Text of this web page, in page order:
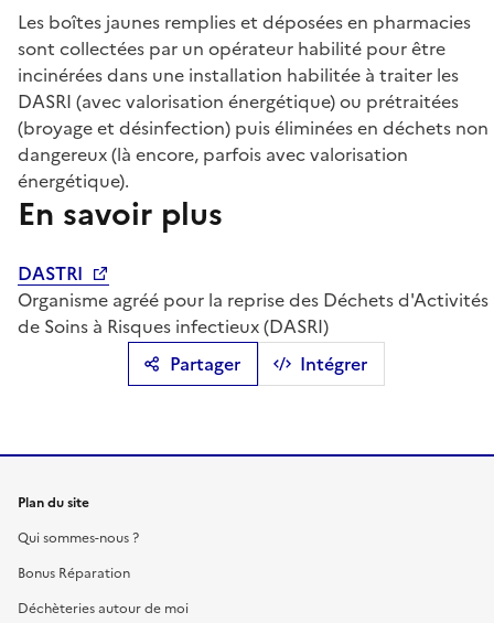
Partager Intégrer
Les boîtes jaunes remplies et déposées en pharmacies
sont collectées par un opérateur habilité pour être
incinérées dans une installation habilitée à traiter les
DASRI (avec valorisation énergétique) ou prétraitées
(broyage et désinfection) puis éliminées en déchets non
dangereux (là encore, parfois avec valorisation
énergétique).
En savoir plus
DASTRI
Organisme agréé pour la reprise des Déchets d'Activités
de Soins à Risques infectieux (DASRI)
Plan du site
Qui sommes-nous ?
Bonus Réparation
Déchèteries autour de moi